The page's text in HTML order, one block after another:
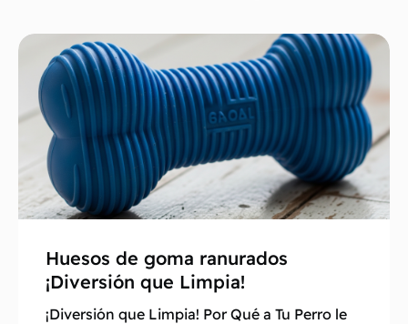
Huesos de goma ranurados
¡Diversión que Limpia!
¡Diversión que Limpia! Por Qué a Tu Perro le